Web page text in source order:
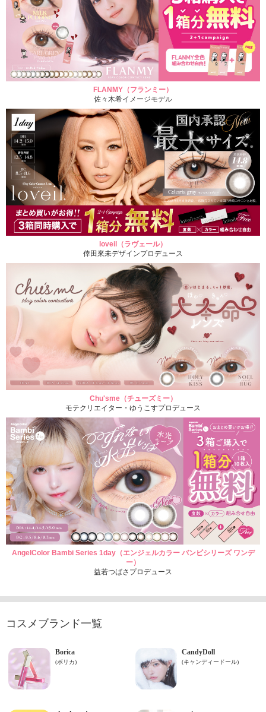
FLANMY（フランミー）
佐々木希イメージモデル
loveil（ラヴェール）
倖田來未デザインプロデュース
Chu'sme（チューズミー）
モテクリエイター・ゆうこすプロデュース
AngelColor Bambi Series 1day（エンジェルカラー バンビシリーズ ワンデ
ー）
益若つばさプロデュース
コスメブランド一覧